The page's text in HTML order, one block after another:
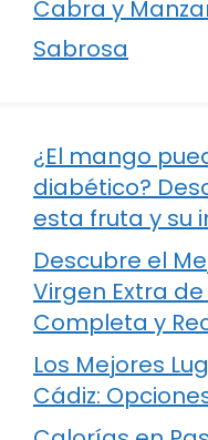
Cabra y
Sabrosa
¿El mango
diabético?
esta fruta y su
Descubre el
Virgen Extra
Completa y
Los Mejores
Cádiz: